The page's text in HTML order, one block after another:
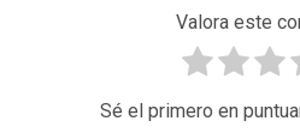
Valora este
Sé el primero en